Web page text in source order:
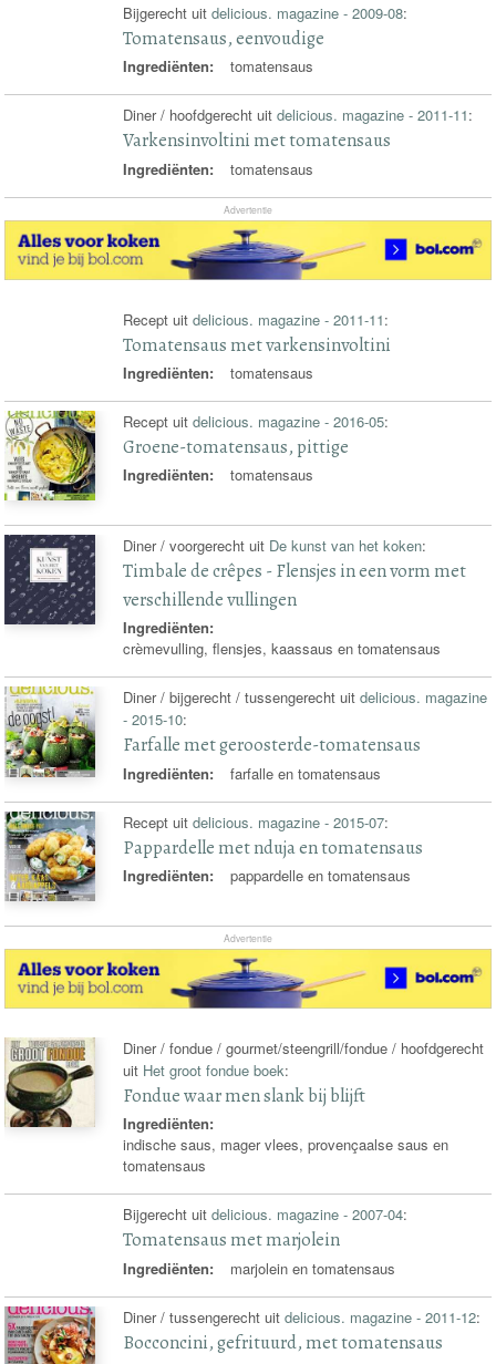
Bijgerecht uitdelicious. magazine - 2009-08:
Tomatensaus, eenvoudige
Ingrediënten: tomatensaus
Diner / hoofdgerecht uitdelicious. magazine - 2011-11:
Varkensinvoltini met tomatensaus
Ingrediënten: tomatensaus
Advertentie
Recept uitdelicious. magazine - 2011-11:
Tomatensaus met varkensinvoltini
Ingrediënten: tomatensaus
Recept uitdelicious. magazine - 2016-05:
Groene-tomatensaus, pittige
Ingrediënten: tomatensaus
Diner / voorgerecht uit De kunst van het koken:
Timbale de crêpes - Flensjes in een vorm met
verschillende vullingen
Ingrediënten:
crèmevulling, flensjes, kaassaus en tomatensaus
Diner / bijgerecht / tussengerecht uitdelicious. magazine
- 2015-10:
Farfalle met geroosterde-tomatensaus
Ingrediënten: farfalle en tomatensaus
Recept uitdelicious. magazine - 2015-07:
Pappardelle met nduja en tomatensaus
Ingrediënten: pappardelle en tomatensaus
Advertentie
Diner / fondue / gourmet/steengrill/fondue / hoofdgerecht
uit Het groot fondue boek:
Fondue waar men slank bij blijft
Ingrediënten:
indische saus, mager vlees, provençaalse saus en
tomatensaus
Bijgerecht uitdelicious. magazine - 2007-04:
Tomatensaus met marjolein
Ingrediënten: marjolein en tomatensaus
Diner / tussengerecht uitdelicious. magazine - 2011-12:
Bocconcini, gefrituurd, met tomatensaus